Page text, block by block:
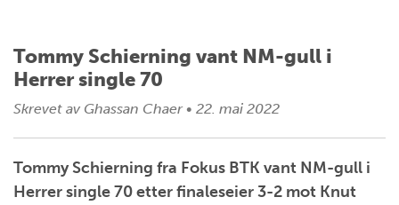
Tommy Schierning vant NM-gull i
Herrer single 70
Skrevet av Ghassan Chaer • 22. mai 2022
Tommy Schierning fra Fokus BTK vant NM-gull i
Herrer single 70 etter finaleseier 3-2 mot Knut